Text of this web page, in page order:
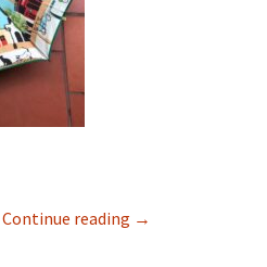
Continue reading →